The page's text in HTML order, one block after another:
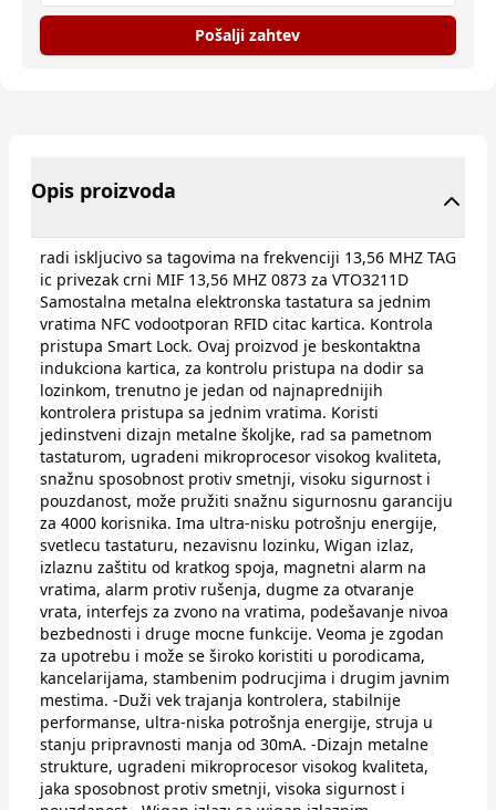
Pošalji zahtev
Opis proizvoda
radi iskljucivo sa tagovima na frekvenciji 13,56 MHZ TAG
ic privezak crni MIF 13,56 MHZ 0873 za VTO3211D
Samostalna metalna elektronska tastatura sa jednim
vratima NFC vodootporan RFID citac kartica. Kontrola
pristupa Smart Lock. Ovaj proizvod je beskontaktna
indukciona kartica, za kontrolu pristupa na dodir sa
lozinkom, trenutno je jedan od najnaprednijih
kontrolera pristupa sa jednim vratima. Koristi
jedinstveni dizajn metalne školjke, rad sa pametnom
tastaturom, ugradeni mikroprocesor visokog kvaliteta,
snažnu sposobnost protiv smetnji, visoku sigurnost i
pouzdanost, može pružiti snažnu sigurnosnu garanciju
za 4000 korisnika. Ima ultra-nisku potrošnju energije,
svetlecu tastaturu, nezavisnu lozinku, Wigan izlaz,
izlaznu zaštitu od kratkog spoja, magnetni alarm na
vratima, alarm protiv rušenja, dugme za otvaranje
vrata, interfejs za zvono na vratima, podešavanje nivoa
bezbednosti i druge mocne funkcije. Veoma je zgodan
za upotrebu i može se široko koristiti u porodicama,
kancelarijama, stambenim podrucjima i drugim javnim
mestima. -Duži vek trajanja kontrolera, stabilnije
performanse, ultra-niska potrošnja energije, struja u
stanju pripravnosti manja od 30mA. -Dizajn metalne
strukture, ugradeni mikroprocesor visokog kvaliteta,
jaka sposobnost protiv smetnji, visoka sigurnost i